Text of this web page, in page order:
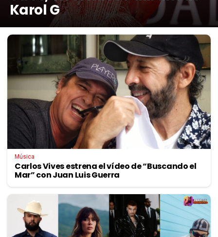
Karol G
Música
Carlos Vives estrena el vídeo de “Buscando el
Mar” con Juan Luis Guerra